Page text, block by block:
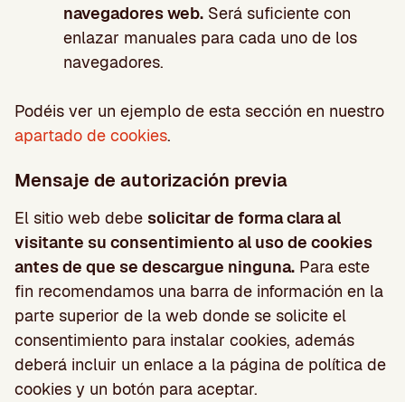
navegadores web. Será suficiente con
enlazar manuales para cada uno de los
navegadores.
Podéis ver un ejemplo de esta sección en nuestro
apartado de cookies.
Mensaje de autorización previa
El sitio web debe solicitar de forma clara al
visitante su consentimiento al uso de cookies
antes de que se descargue ninguna. Para este
fin recomendamos una barra de información en la
parte superior de la web donde se solicite el
consentimiento para instalar cookies, además
deberá incluir un enlace a la página de política de
cookies y un botón para aceptar.